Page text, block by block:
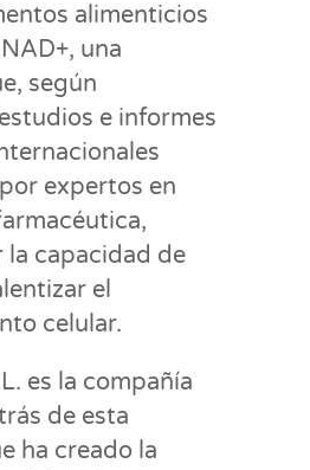
alimenticios
una
según
e informes
expertos en
la capacidad de
el
celular.
es la compañía
de esta
ha creado la